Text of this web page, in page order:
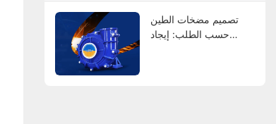
تصميم مضخات الطين
حسب الطلب: إيجاد